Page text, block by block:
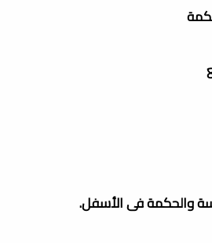
والحكمة فى الأسفل.